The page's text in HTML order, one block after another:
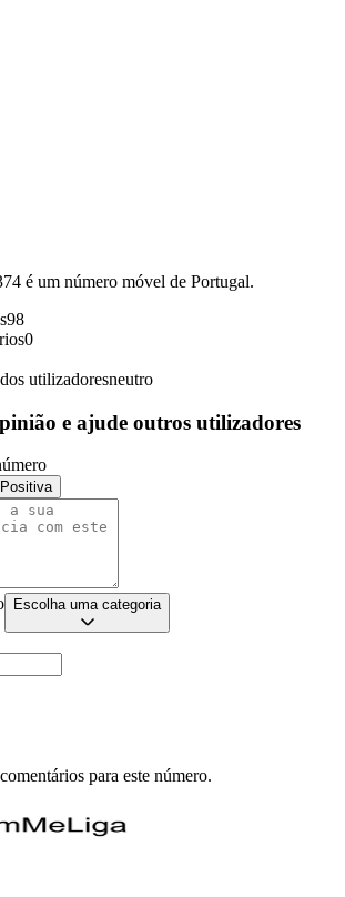
é um número móvel de Portugal.
98
0
utilizadoresneutro
e ajude outros utilizadores
Positiva
Escolha uma categoria
para este número.